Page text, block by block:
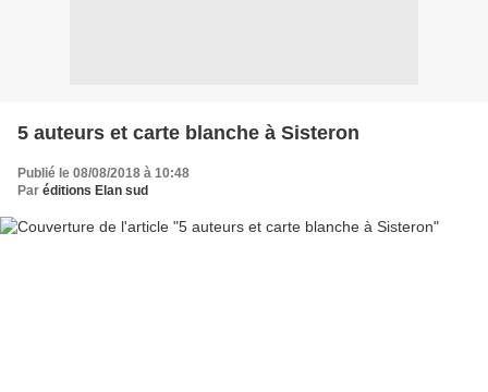
5 auteurs et carte blanche à Sisteron
Publié le 08/08/2018 à 10:48
Par éditions Elan sud